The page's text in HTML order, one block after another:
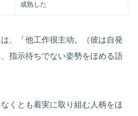
成熟した
は、「他工作很主动。（彼は自発
指示待ちでない姿勢をほめる語
なくとも着実に取り組む人柄をほ